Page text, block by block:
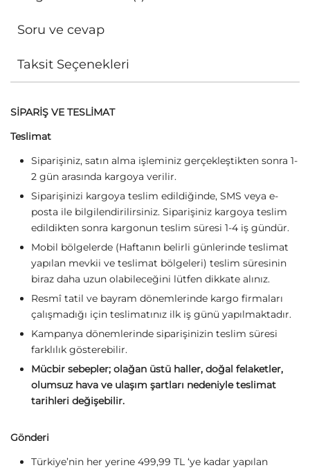
Soru ve cevap
Taksit Seçenekleri
SİPARİŞ VE TESLİMAT
Teslimat
Siparişiniz, satın alma işleminiz gerçekleştikten sonra 1-
2 gün arasında kargoya verilir.
Siparişinizi kargoya teslim edildiğinde, SMS veya e-
posta ile bilgilendirilirsiniz. Siparişiniz kargoya teslim
edildikten sonra kargonun teslim süresi 1-4 iş gündür.
Mobil bölgelerde (Haftanın belirli günlerinde teslimat
yapılan mevkii ve teslimat bölgeleri) teslim süresinin
biraz daha uzun olabileceğini lütfen dikkate alınız.
Resmî tatil ve bayram dönemlerinde kargo firmaları
çalışmadığı için teslimatınız ilk iş günü yapılmaktadır.
Kampanya dönemlerinde siparişinizin teslim süresi
farklılık gösterebilir.
Mücbir sebepler; olağan üstü haller, doğal felaketler,
olumsuz hava ve ulaşım şartları nedeniyle teslimat
tarihleri değişebilir.
Gönderi
Türkiye’nin her yerine 499,99 TL ‘ye kadar yapılan